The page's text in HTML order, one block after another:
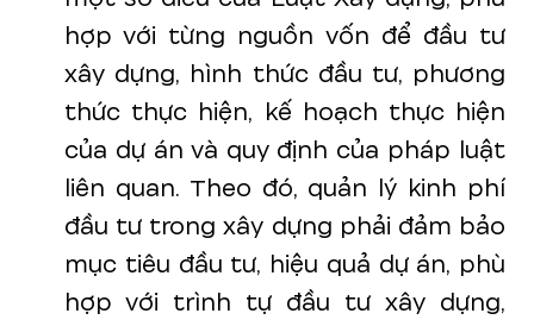
hợp với từng nguồn vốn để đầu tư
xây dựng, hình thức đầu tư, phương
thức thực hiện, kế hoạch thực hiện
của dự án và quy định của pháp luật
liên quan. Theo đó, quản lý kinh phí
đầu tư trong xây dựng phải đảm bảo
mục tiêu đầu tư, hiệu quả dự án, phù
hợp với trình tự đầu tư xây dựng,